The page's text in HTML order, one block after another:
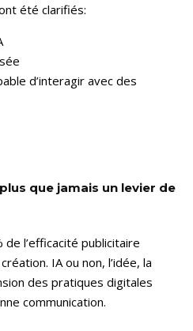
été clarifiés:
d’interagir avec des
que jamais un levier de
de l’efficacité publicitaire
IA ou non, l’idée, la
des pratiques digitales
communication.